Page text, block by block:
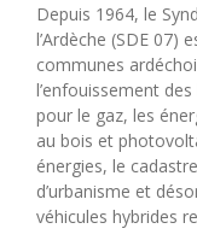
Depuis 1964, le
l’Ardèche (SDE 07)
communes
l’enfouissement
pour le gaz, les
au bois et
énergies, le
d’urbanisme et
véhicules hybrides